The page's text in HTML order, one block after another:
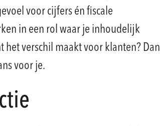
voor cijfers én fiscale
in een rol waar je inhoudelijk
het verschil maakt voor klanten? Dan
voor je.